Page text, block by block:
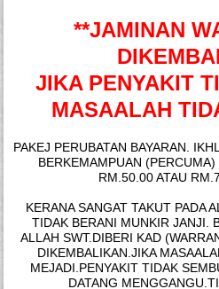
**JAMINAN
JIKA PENYAKIT
MASAALAH
PAKEJ PERUBATAN BAYARAN.
BERKEMAMPUAN
RM.50.00 ATAU
KERANA SANGAT TAKUT PADA
TIDAK BERANI MUNKIR JANJI.
ALLAH SWT.DIBERI KAD
DIKEMBALIKAN.JIKA
MEJADI.PENYAKIT TIDAK
DATANG